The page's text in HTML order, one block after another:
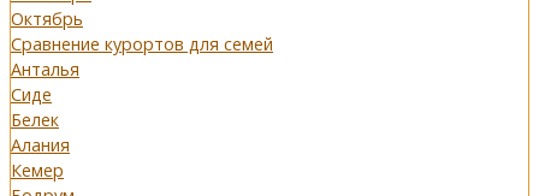
Октябрь
Сравнение курортов для семей
Анталья
Сиде
Белек
Алания
Кемер